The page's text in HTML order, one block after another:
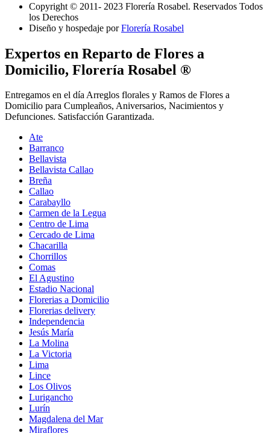
Copyright © 2011- 2023 Florería Rosabel. Reservados Todos
los Derechos
Diseño y hospedaje porFlorería Rosabel
Expertos en Reparto de Flores a
Domicilio, Florería Rosabel ®
Entregamos en el día Arreglos florales y Ramos de Flores a
Domicilio para Cumpleaños, Aniversarios, Nacimientos y
Defunciones. Satisfacción Garantizada.
Ate
Barranco
Bellavista
Bellavista Callao
Breña
Callao
Carabayllo
Carmen de la Legua
Centro de Lima
Cercado de Lima
Chacarilla
Chorrillos
Comas
El Agustino
Estadio Nacional
Florerias a Domicilio
Florerias delivery
Independencia
Jesús María
La Molina
La Victoria
Lima
Lince
Los Olivos
Lurigancho
Lurín
Magdalena del Mar
Miraflores